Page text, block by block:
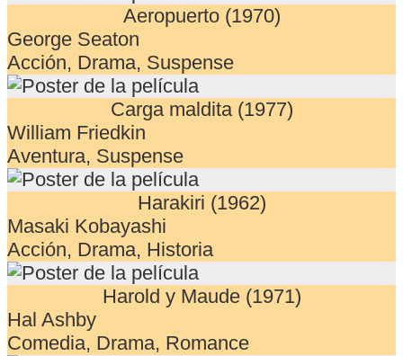
Aeropuerto (1970)
George Seaton
Acción, Drama, Suspense
Carga maldita (1977)
William Friedkin
Aventura, Suspense
Harakiri (1962)
Masaki Kobayashi
Acción, Drama, Historia
Harold y Maude (1971)
Hal Ashby
Comedia, Drama, Romance